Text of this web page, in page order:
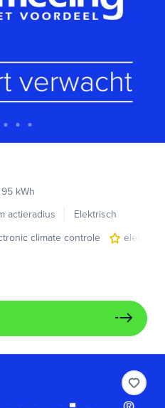
kWh
actieradius
Elektrisch
climate controle